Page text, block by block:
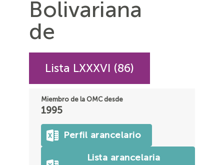
Bolivariana
de
Lista LXXXVI (86)
Miembro de la OMC desde
1995
Perfil arancelario
Lista arancelaria